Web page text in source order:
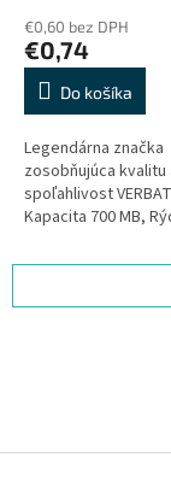
€0,60 bez DPH
€0,74
Do košíka
Legendárna značka
zosobňujúca kvalitu
spoľahlivost
Kapacita 700 MB,
Protection chráni